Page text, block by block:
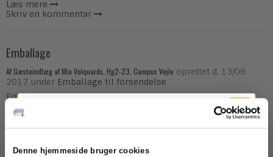
Denne hjemmeside bruger cookies
Læs mere
Skriv en kommentar
Emballage
Af Gæsteindlæg af Mia Volquards, Hg2-23, Campus Vejle oprettet d. 13/09
2017 under Emballage til forsendelse
Emballage, en ting som vi ofte slet ikke bemærker eller
ligger de store spekulationer i. En ting som blot bliver smidt
i skraldespanden, og ofte bare bliver efterladt i naturen. På
trods af dette, er emballage og indpakning en ting,...
Skriv en kommentar